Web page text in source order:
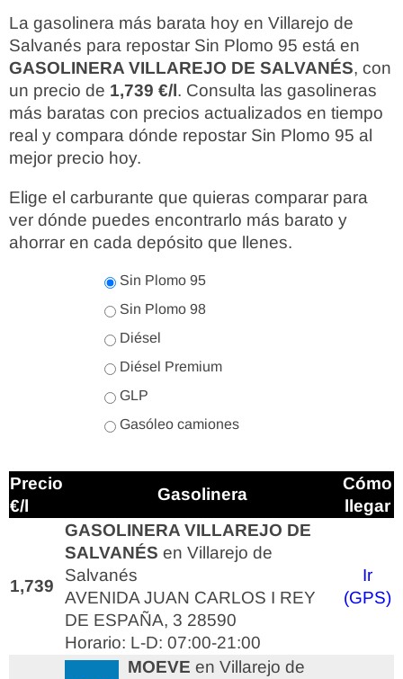
La gasolinera más barata hoy en Villarejo de
Salvanés para repostar Sin Plomo 95 está en
GASOLINERA VILLAREJO DE SALVANÉS, con
un precio de 1,739 €/l. Consulta las gasolineras
más baratas con precios actualizados en tiempo
real y compara dónde repostar Sin Plomo 95 al
mejor precio hoy.
Elige el carburante que quieras comparar para
ver dónde puedes encontrarlo más barato y
ahorrar en cada depósito que llenes.
Sin Plomo 95
Sin Plomo 98
Diésel
Diésel Premium
GLP
Gasóleo camiones
Precio
€/l
Gasolinera
Cómo
llegar
1,739
GASOLINERA VILLAREJO DE
SALVANÉS en Villarejo de
Salvanés
AVENIDA JUAN CARLOS I REY
DE ESPAÑA, 3 28590
Horario: L-D: 07:00-21:00
Ir
(GPS)
MOEVE en Villarejo de